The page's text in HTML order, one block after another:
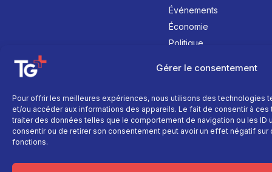
Gérer le consentement
Pour offrir les meilleures expériences, nous utilisons des technologies
et/ou accéder aux informations des appareils. Le fait de consentir à
traiter des données telles que le comportement de navigation ou les ID
consentir ou de retirer son consentement peut avoir un effet négatif
fonctions.
Événements
Économie
Politique